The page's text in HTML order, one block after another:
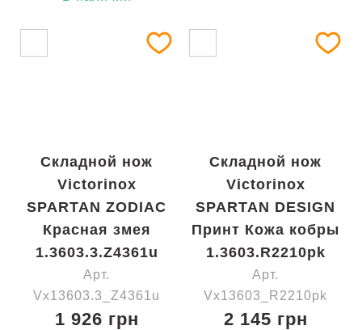
Складной нож
Victorinox
SPARTAN ZODIAC
Красная змея
1.3603.3.Z4361u
Арт.
Vx13603.3_Z4361u
1 926 грн
Складной нож
Victorinox
SPARTAN DESIGN
Принт Кожа кобры
1.3603.R2210pk
Арт.
Vx13603_R2210pk
2 145 грн